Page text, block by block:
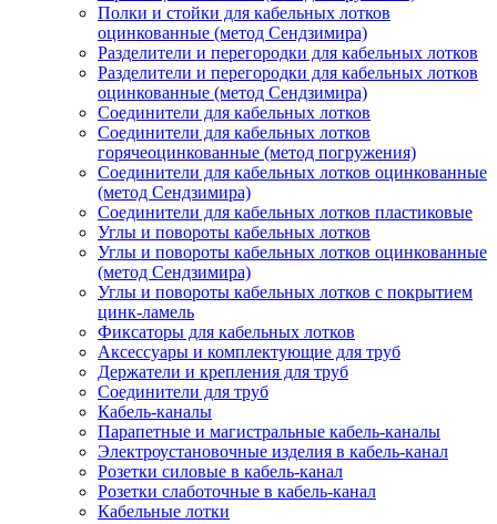
Полки и стойки для кабельных лотков
оцинкованные (метод Сендзимира)
Разделители и перегородки для кабельных лотков
Разделители и перегородки для кабельных лотков
оцинкованные (метод Сендзимира)
Соединители для кабельных лотков
Соединители для кабельных лотков
горячеоцинкованные (метод погружения)
Соединители для кабельных лотков оцинкованные
(метод Сендзимира)
Соединители для кабельных лотков пластиковые
Углы и повороты кабельных лотков
Углы и повороты кабельных лотков оцинкованные
(метод Сендзимира)
Углы и повороты кабельных лотков с покрытием
цинк-ламель
Фиксаторы для кабельных лотков
Аксессуары и комплектующие для труб
Держатели и крепления для труб
Соединители для труб
Кабель-каналы
Парапетные и магистральные кабель-каналы
Электроустановочные изделия в кабель-канал
Розетки силовые в кабель-канал
Розетки слаботочные в кабель-канал
Кабельные лотки